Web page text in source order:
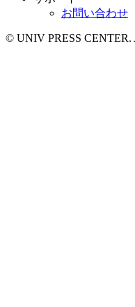
お問い合わせ
© UNIV PRESS